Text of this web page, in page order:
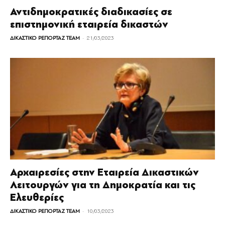
Αντιδημοκρατικές διαδικασίες σε
επιστημονική εταιρεία δικαστών
ΔΙΚΑΣΤΙΚΟ ΡΕΠΟΡΤΑΖ TEAM - 21/03/2023
Αρχαιρεσίες στην Εταιρεία Δικαστικών
Λειτουργών για τη Δημοκρατία και τις
Ελευθερίες
ΔΙΚΑΣΤΙΚΟ ΡΕΠΟΡΤΑΖ TEAM - 10/03/2023